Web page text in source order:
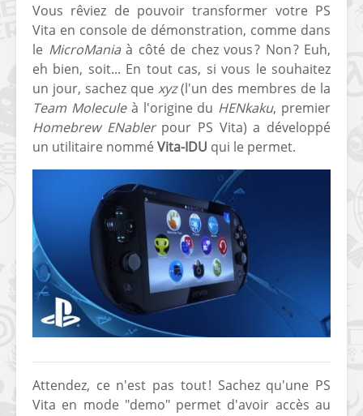
Vous rêviez de pouvoir transformer votre PS
Vita en console de démonstration, comme dans
le MicroManiaà côté de chez vous ? Non ? Euh,
eh bien, soit... En tout cas, si vous le souhaitez
un jour, sachez que xyz(l'un des membres de la
Team Moleculeà l'origine du HENkaku, premier
Homebrew ENablerpour PS Vita) a développé
un utilitaire nommé Vita-IDU qui le permet.
Attendez, ce n'est pas tout ! Sachez qu'une PS
Vita en mode "demo" permet d'avoir accès au